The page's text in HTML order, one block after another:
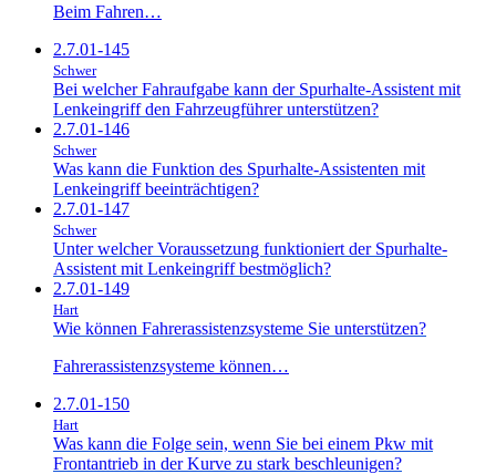
Beim Fahren…
2.7.01-145
Schwer
Bei welcher Fahraufgabe kann der Spurhalte-Assistent mit
Lenkeingriff den Fahrzeugführer unterstützen?
2.7.01-146
Schwer
Was kann die Funktion des Spurhalte-Assistenten mit
Lenkeingriff beeinträchtigen?
2.7.01-147
Schwer
Unter welcher Voraussetzung funktioniert der Spurhalte-
Assistent mit Lenkeingriff bestmöglich?
2.7.01-149
Hart
Wie können Fahrerassistenzsysteme Sie unterstützen?
Fahrerassistenzsysteme können…
2.7.01-150
Hart
Was kann die Folge sein, wenn Sie bei einem Pkw mit
Frontantrieb in der Kurve zu stark beschleunigen?